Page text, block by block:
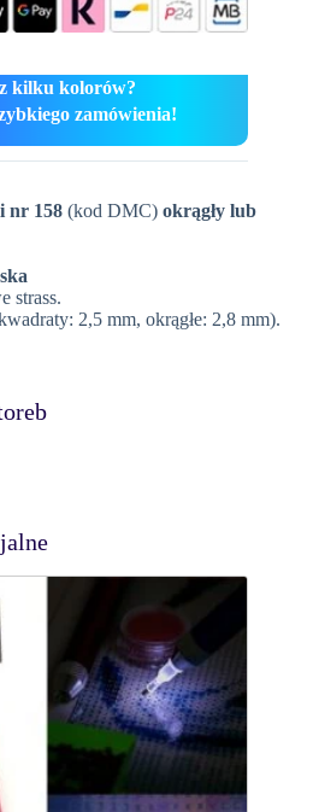
kilku kolorów?
zamówienia!
nr 158(kod DMC) okrągły lub
strass.
2,5 mm, okrągłe: 2,8 mm).